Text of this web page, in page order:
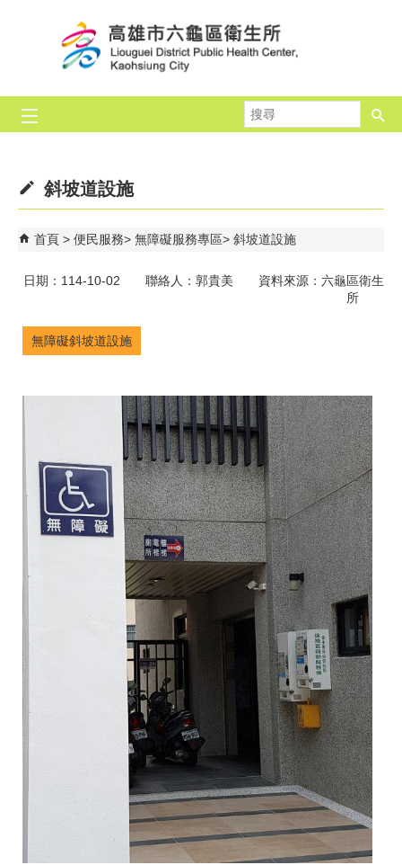
尋
斜坡道設施
首頁 便民服務 無障礙服務專區 斜坡道設施
日期：114-10-02 聯絡人：郭貴美 資料來源：六龜區衛生
所
無障礙斜坡道設施